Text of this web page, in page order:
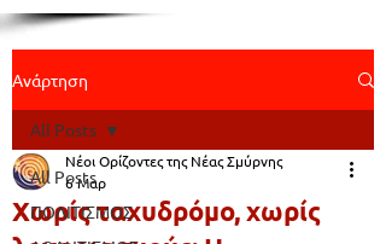
Ανάρτηση
All Posts
ΠΟΛΙΤΙΣΜΟΣ
All Posts
Χωρίς ταχυδρόμο, χωρίς
Νέοι Ορίζοντες της Νέας Σμύρνης
6 Μαρ